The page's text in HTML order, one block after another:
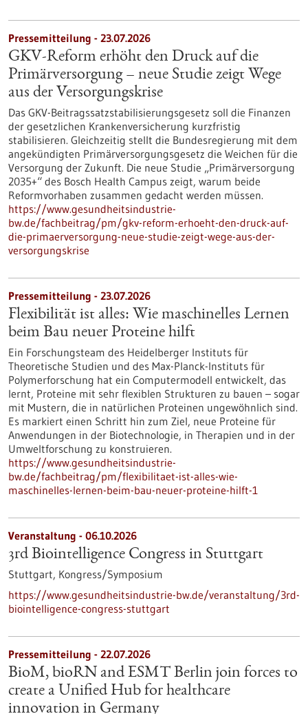
Pressemitteilung - 23.07.2026
GKV-Reform erhöht den Druck auf die
Primärversorgung – neue Studie zeigt Wege
aus der Versorgungskrise
Das GKV-Beitragssatzstabilisierungsgesetz soll die Finanzen
der gesetzlichen Krankenversicherung kurzfristig
stabilisieren. Gleichzeitig stellt die Bundesregierung mit dem
angekündigten Primärversorgungsgesetz die Weichen für die
Versorgung der Zukunft. Die neue Studie „Primärversorgung
2035+“ des Bosch Health Campus zeigt, warum beide
Reformvorhaben zusammen gedacht werden müssen.
https://www.gesundheitsindustrie-
bw.de/fachbeitrag/pm/gkv-reform-erhoeht-den-druck-auf-
die-primaerversorgung-neue-studie-zeigt-wege-aus-der-
versorgungskrise
Pressemitteilung - 23.07.2026
Flexibilität ist alles: Wie maschinelles Lernen
beim Bau neuer Proteine hilft
Ein Forschungsteam des Heidelberger Instituts für
Theoretische Studien und des Max-Planck-Instituts für
Polymerforschung hat ein Computermodell entwickelt, das
lernt, Proteine mit sehr flexiblen Strukturen zu bauen – sogar
mit Mustern, die in natürlichen Proteinen ungewöhnlich sind.
Es markiert einen Schritt hin zum Ziel, neue Proteine für
Anwendungen in der Biotechnologie, in Therapien und in der
Umweltforschung zu konstruieren.
https://www.gesundheitsindustrie-
bw.de/fachbeitrag/pm/flexibilitaet-ist-alles-wie-
maschinelles-lernen-beim-bau-neuer-proteine-hilft-1
Veranstaltung - 06.10.2026
3rd Biointelligence Congress in Stuttgart
Stuttgart, Kongress/Symposium
https://www.gesundheitsindustrie-bw.de/veranstaltung/3rd-
biointelligence-congress-stuttgart
Pressemitteilung - 22.07.2026
BioM, bioRN and ESMT Berlin join forces to
create a Unified Hub for healthcare
innovation in Germany